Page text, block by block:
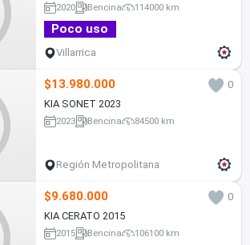
2020 Bencina 114000 km
Poco uso
Villarrica
$13.980.000
0
KIA SONET 2023
2023 Bencina 84500 km
Región Metropolitana
$9.680.000
0
KIA CERATO 2015
2015 Bencina 106100 km